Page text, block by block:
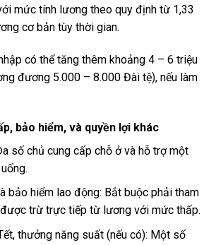
mức tính lương theo quy định từ 1,33
cơ bản tùy thời gian.
có thể tăng thêm khoảng 4 – 6 triệu
đương 5.000 – 8.000 Đài tệ), nếu làm
bảo hiểm, và quyền lợi khác
số chủ cung cấp chỗ ở và hỗ trợ một
bảo hiểm lao động: Bắt buộc phải tham
trừ trực tiếp từ lương với mức thấp.
thưởng năng suất (nếu có): Một số